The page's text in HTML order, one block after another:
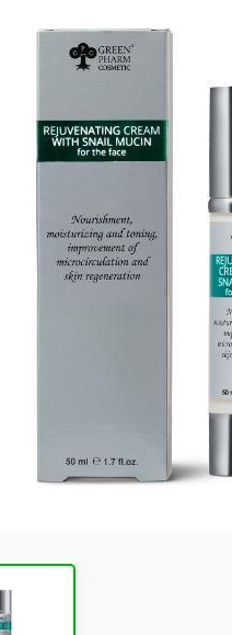
FR DE BG EN